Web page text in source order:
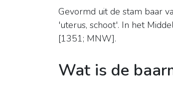
Gevormd uit de stam baar
'uterus, schoot'. In het
[1351; MNW].
Wat is de